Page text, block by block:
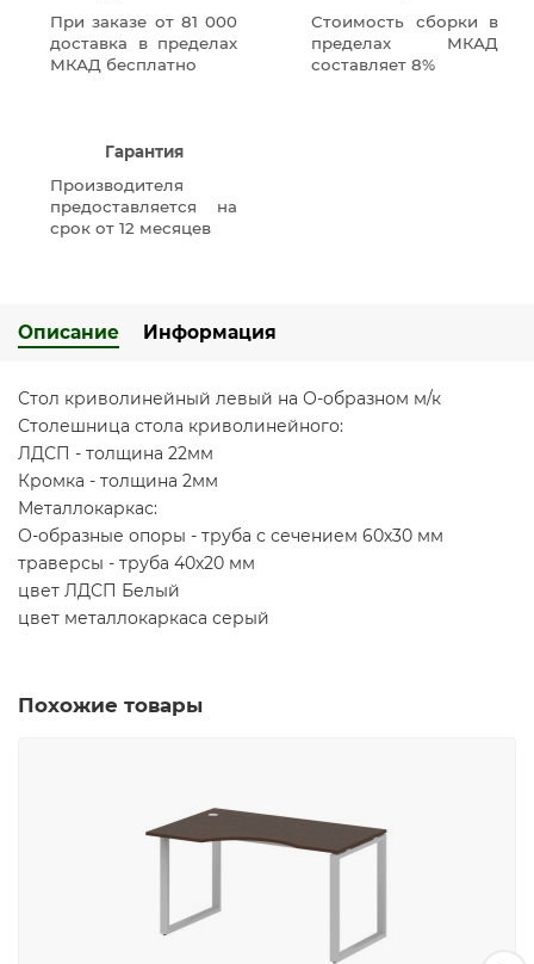
При заказе от 81 000
доставка в пределах
МКАД бесплатно
Стоимость сборки в
пределах МКАД
составляет 8%
Гарантия
Производителя
предоставляется на
срок от 12 месяцев
Описание Информация
Стол криволинейный левый на О-образном м/к
Столешница стола криволинейного:
ЛДСП - толщина 22мм
Кромка - толщина 2мм
Металлокаркас:
О-образные опоры - труба с сечением 60х30 мм
траверсы - труба 40х20 мм
цвет ЛДСП Белый
цвет металлокаркаса серый
Похожие товары